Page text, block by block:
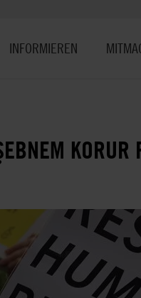
INFORMIEREN
KORUR